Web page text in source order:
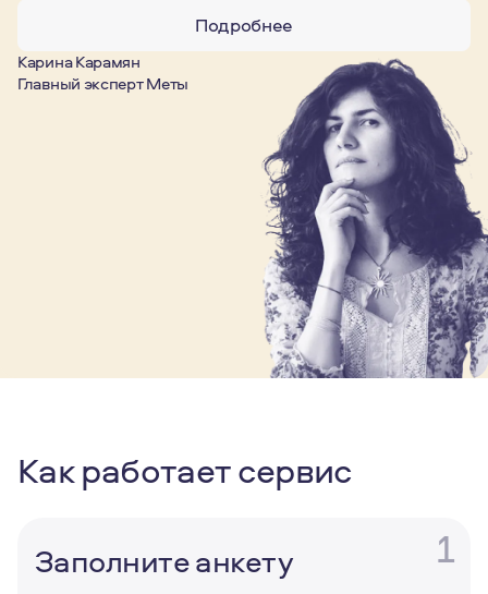
Подробнее
Карина Карамян
Главный эксперт Меты
Как работает сервис
1
Заполните анкету